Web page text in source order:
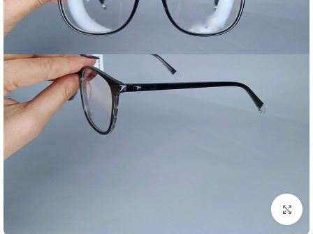
بزرگنمایی تصویر